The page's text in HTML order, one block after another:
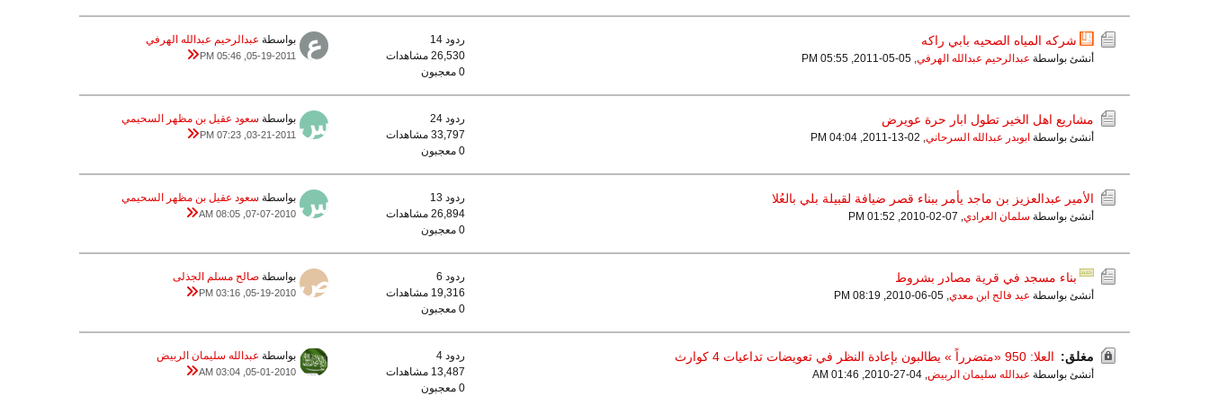
شركه المياه الصحيه بابي راكه
أنشئ بواسطة عبدالرحيم عبدالله الهرفي,
05-05-2011, 05:55 PM
ردود 14
26,530 مشاهدات
0 معجبون
بواسطة عبدالرحيم عبدالله الهرفي
05-19-2011, 05:46 PM
مشاريع اهل الخير تطول ابار حرة عويرض
أنشئ بواسطة ابوبدر عبدالله السرحاني,
02-13-2011, 04:04 PM
ردود 24
33,797 مشاهدات
0 معجبون
بواسطة سعود عقيل بن مظهر السحيمي
03-21-2011, 07:23 PM
الأمير عبدالعزيز بن ماجد يأمر ببناء قصر ضيافة لقبيلة بلي بالعُلا
أنشئ بواسطة سلمان العرادي,
07-02-2010, 01:52 PM
ردود 13
26,894 مشاهدات
0 معجبون
بواسطة سعود عقيل بن مظهر السحيمي
07-07-2010, 08:05 AM
بناء مسجد في قرية مصادر بشروط
أنشئ بواسطة عيد فالح ابن معدي,
05-06-2010, 08:19 PM
ردود 6
19,316 مشاهدات
0 معجبون
بواسطة صالح مسلم الجذلى
05-19-2010, 03:16 PM
مغلق: العلا: 950 «متضرراً » يطالبون بإعادة النظر في تعويضات تداعيات 4 كوارث
أنشئ بواسطة عبدالله سليمان الربيض,
04-27-2010, 01:46 AM
ردود 4
13,487 مشاهدات
0 معجبون
بواسطة عبدالله سليمان الربيض
05-01-2010, 03:04 AM